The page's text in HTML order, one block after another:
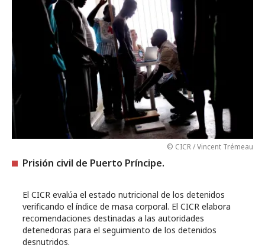
© CICR / Vincent Trémeau
Prisión civil de Puerto Príncipe.
El CICR evalúa el estado nutricional de los detenidos
verificando el índice de masa corporal. El CICR elabora
recomendaciones destinadas a las autoridades
detenedoras para el seguimiento de los detenidos
desnutridos.